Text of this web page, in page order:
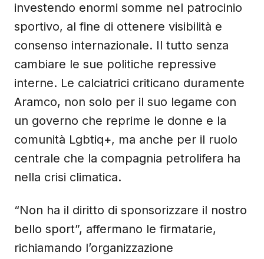
investendo enormi somme nel patrocinio
sportivo, al fine di ottenere visibilità e
consenso internazionale. Il tutto senza
cambiare le sue politiche repressive
interne. Le calciatrici criticano duramente
Aramco, non solo per il suo legame con
un governo che reprime le donne e la
comunità Lgbtiq+, ma anche per il ruolo
centrale che la compagnia petrolifera ha
nella crisi climatica.
“Non ha il diritto di sponsorizzare il nostro
bello sport”, affermano le firmatarie,
richiamando l’organizzazione